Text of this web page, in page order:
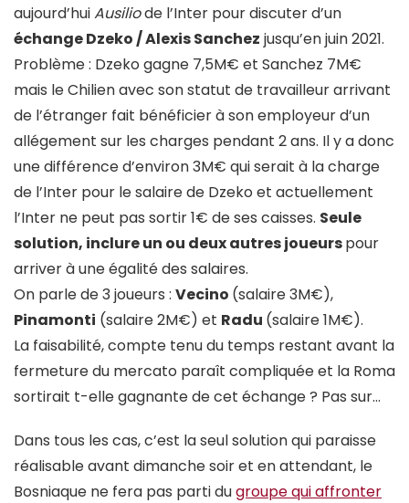
aujourd’huiAusiliode l’Inter pour discuter d’un
échange Dzeko / Alexis Sanchez jusqu’en juin 2021.
Problème : Dzeko gagne 7,5M€ et Sanchez 7M€
mais le Chilien avec son statut de travailleur arrivant
de l’étranger fait bénéficier à son employeur d’un
allégement sur les charges pendant 2 ans. Il y a donc
une différence d’environ 3M€ qui serait à la charge
de l’Inter pour le salaire de Dzeko et actuellement
l’Inter ne peut pas sortir 1€ de ses caisses. Seule
solution, inclure un ou deux autres joueurspour
arriver à une égalité des salaires.
On parle de 3 joueurs : Vecino (salaire 3M€),
Pinamonti (salaire 2M€) et Radu (salaire 1M€).
La faisabilité, compte tenu du temps restant avant la
fermeture du mercato paraît compliquée et la Roma
sortirait t-elle gagnante de cet échange ? Pas sur…
Dans tous les cas, c’est la seul solution qui paraisse
réalisable avant dimanche soir et en attendant, le
Bosniaque ne fera pas parti dugroupe qui affronter